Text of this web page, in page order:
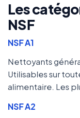
Les
NSF
NSF A1
Nettoyants
Utilisables sur
alimentaire. Les
NSF A2